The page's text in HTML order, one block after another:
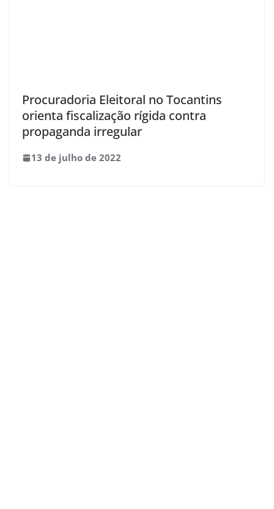
Procuradoria Eleitoral no Tocantins
orienta fiscalização rígida contra
propaganda irregular
13 de julho de 2022